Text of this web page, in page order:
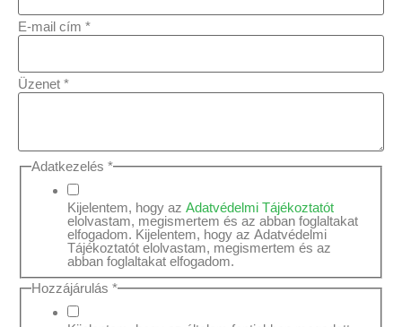
E-mail cím *
Üzenet *
Adatkezelés*
Kijelentem, hogy azAdatvédelmi Tájékoztatót
elolvastam, megismertem és az abban foglaltakat
elfogadom. Kijelentem, hogy az Adatvédelmi
Tájékoztatót elolvastam, megismertem és az
abban foglaltakat elfogadom.
Hozzájárulás*